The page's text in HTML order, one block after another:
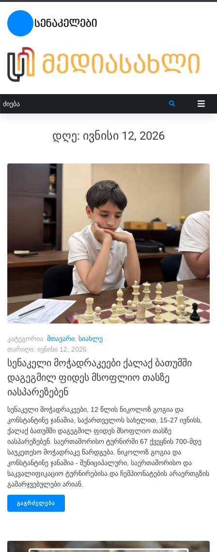
დღე: ივნისი 12, 2026
კატეგორია: მთავარი სიახლე
თარიღი: ივნისი 12, 2026
სენაკელი მოჭადრაკეები ქალაქ ბათუმში
დაგეგმილ ფიდეს მსოფლიო თასზე
იასპარეზებენ
სენაკელი მოჭადრაკეები, 12 წლის ნიკოლოზ გოგია და
კონსტანტინე ჯანაშია, საქართველოს სახელით, 15-27 ივნისს,
ქალაქ ბათუმში დაგეგმილ ფიდეს მსოფლიო თასზე
იასპარეზებენ. საერთაშორისო ტურნირში 67 ქვეყნის 700-მდე
საუკეთესო მოჭადრაკე წარდგება. ნიკოლოზ გოგია და
კონსტანტინე ჯანაშია - მუნიციპალური, საერთაშორისო და
საკვალიფიკაციო ტურნირებისა და ჩემპიონატების არაერთგზის
გამარჯვებულები არიან.
ᲒᲐᲒᲠᲫᲔᲚᲔᲑᲐ